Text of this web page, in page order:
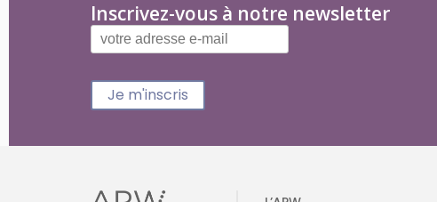
Inscrivez-vous à notre newsletter
Je m'inscris